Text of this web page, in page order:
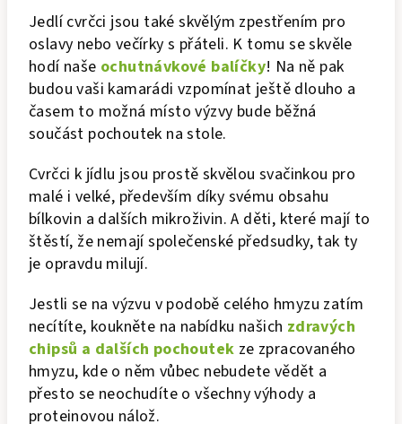
Jedlí cvrčci jsou také skvělým zpestřením pro
oslavy nebo večírky s přáteli. K tomu se skvěle
hodí naše ochutnávkové balíčky! Na ně pak
budou vaši kamarádi vzpomínat ještě dlouho a
časem to možná místo výzvy bude běžná
součást pochoutek na stole.
Cvrčci k jídlu jsou prostě skvělou svačinkou pro
malé i velké, především díky svému obsahu
bílkovin a dalších mikroživin. A děti, které mají to
štěstí, že nemají společenské předsudky, tak ty
je opravdu milují.
Jestli se na výzvu v podobě celého hmyzu zatím
necítíte, koukněte na nabídku našich zdravých
chipsů a dalších pochoutek ze zpracovaného
hmyzu, kde o něm vůbec nebudete vědět a
přesto se neochudíte o všechny výhody a
proteinovou nálož.